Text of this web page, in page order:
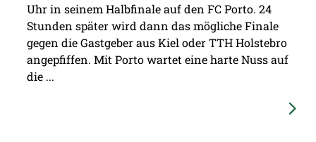
Uhr in seinem Halbfinale auf den FC Porto. 24
Stunden später wird dann das mögliche Finale
gegen die Gastgeber aus Kiel oder TTH Holstebro
angepfiffen. Mit Porto wartet eine harte Nuss auf
die ...